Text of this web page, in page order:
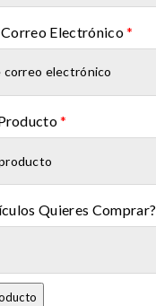
Electrónico*
*
Quieres Comprar?